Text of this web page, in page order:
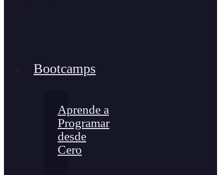
Bootcamps
Aprende a
Programar
desde
Cero